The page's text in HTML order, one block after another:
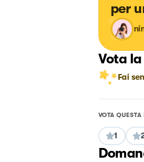
per
Vota
Fai
VOTA QUESTA
1